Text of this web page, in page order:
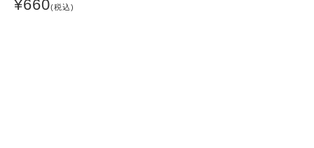
¥660(税込)